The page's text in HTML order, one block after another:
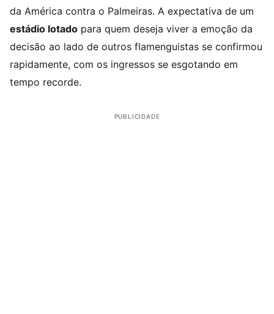
da América contra o Palmeiras. A expectativa de um
estádio lotado para quem deseja viver a emoção da
decisão ao lado de outros flamenguistas se confirmou
rapidamente, com os ingressos se esgotando em
tempo recorde.
PUBLICIDADE